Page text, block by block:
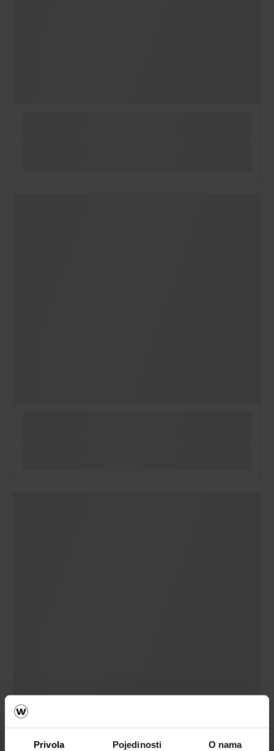
Privola Pojedinosti O nama